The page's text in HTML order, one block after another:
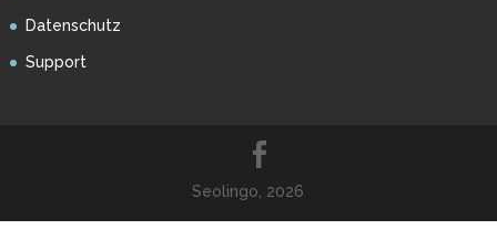
Datenschutz
Support
Seolingo, 2026